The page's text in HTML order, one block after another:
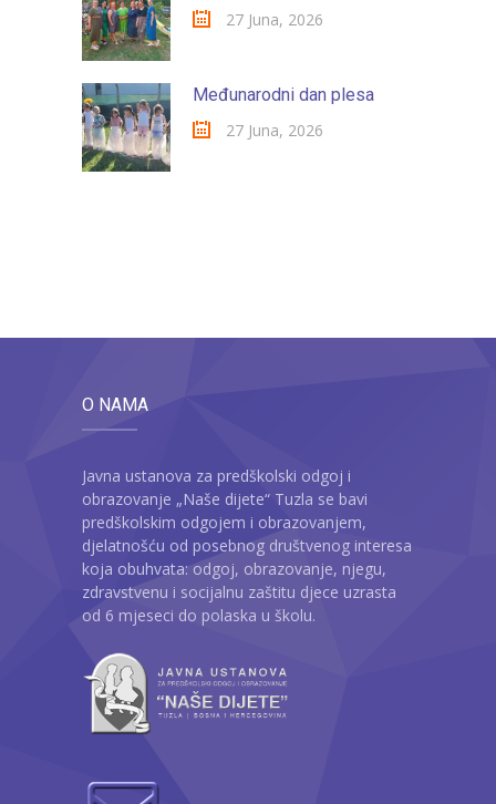
27 Juna, 2026
Međunarodni dan plesa
27 Juna, 2026
O NAMA
Javna ustanova za predškolski odgoj i
obrazovanje „Naše dijete“ Tuzla se bavi
predškolskim odgojem i obrazovanjem,
djelatnošću od posebnog društvenog interesa
koja obuhvata: odgoj, obrazovanje, njegu,
zdravstvenu i socijalnu zaštitu djece uzrasta
od 6 mjeseci do polaska u školu.